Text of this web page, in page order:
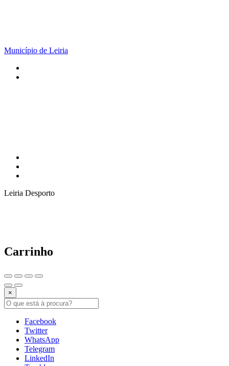
Município de Leiria
Leiria Desporto
Carrinho
×
Facebook
Twitter
WhatsApp
Telegram
LinkedIn